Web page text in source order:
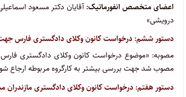
اعضای متخصص انفورماتیک: آقایان دکتر مسعود
درویشی»
دستور ششم: درخواست کانون وکلای دادگستری فارس جهت
مصوبه: «موضوع درخواست کانون وکلای دادگستری
مصوب شد جهت بررسی بیشتر به کارگروه مربوطه ارجاع
دستور هفتم: درخواست کانون وکلای دادگستری